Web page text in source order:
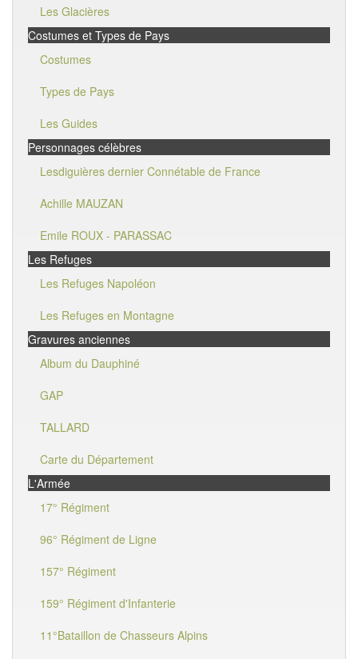
Les Glacières
Costumes et Types de Pays
Costumes
Types de Pays
Les Guides
Personnages célèbres
Lesdiguières dernier Connétable de France
Achille MAUZAN
Emile ROUX - PARASSAC
Les Refuges
Les Refuges Napoléon
Les Refuges en Montagne
Gravures anciennes
Album du Dauphiné
GAP
TALLARD
Carte du Département
L'Armée
17° Régiment
96° Régiment de Ligne
157° Régiment
159° Régiment d'Infanterie
11°Bataillon de Chasseurs Alpins